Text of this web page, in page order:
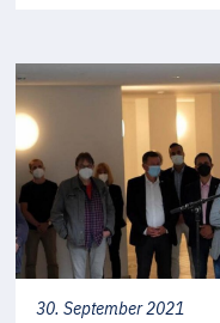
30. September 2021